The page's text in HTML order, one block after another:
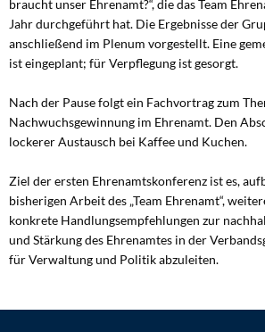
braucht unser Ehrenamt?“, die das Team
Jahr durchgeführt hat. Die Ergebnisse der
anschließend im Plenum vorgestellt. Eine
ist eingeplant; für Verpflegung ist gesorgt.
Nach der Pause folgt ein Fachvortrag zum
Nachwuchsgewinnung im Ehrenamt. Den
lockerer Austausch bei Kaffee und Kuchen.
Ziel der ersten Ehrenamtskonferenz ist es,
bisherigen Arbeit des „Team Ehrenamt“,
konkrete Handlungsempfehlungen zur
und Stärkung des Ehrenamtes in der
für Verwaltung und Politik abzuleiten.